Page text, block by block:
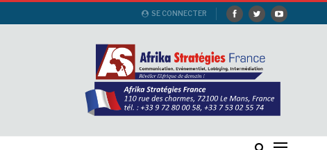
SE CONNECTER